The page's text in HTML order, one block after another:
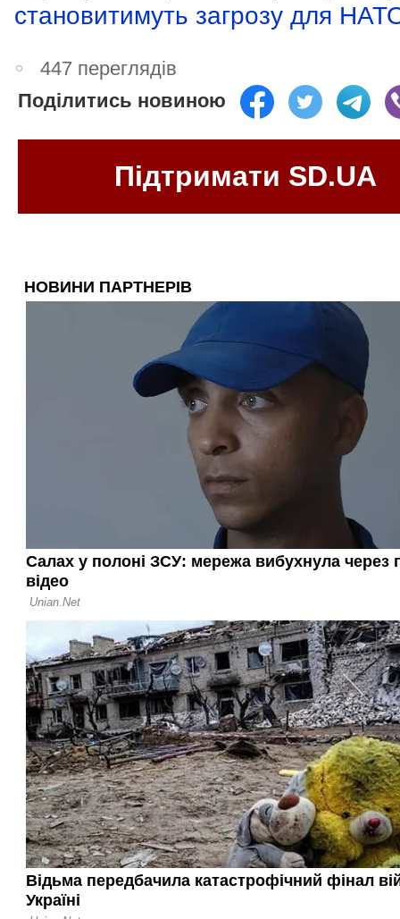
становитимуть загрозу для
447 переглядів
Поділитись новиною
Підтримати SD.UA